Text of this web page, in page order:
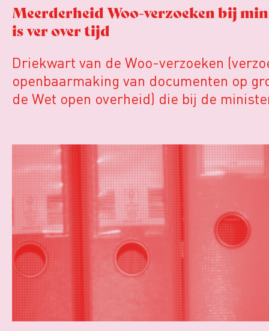
Meerderheid Woo-verzoeken bij
is ver over tijd
Driekwart van de Woo-verzoeken
openbaarmaking van documenten op
de Wet open overheid) die bij de
medio juni bij de ministeries lagen,
al (veel) langer dan zes weken binnen.
is de termijn waarbinnen een besluit
worden genomen over een Woo-
mei heetten deze aanvragen nog Wob-